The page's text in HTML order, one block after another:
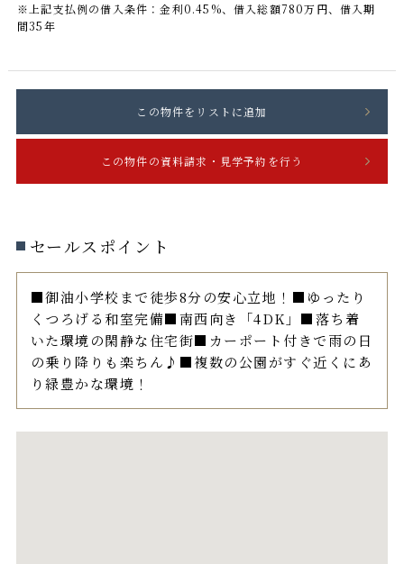
※上記支払例の借入条件：金利0.45%、借入総額780万円、借入期
間35年
セールスポイント
■御油小学校まで徒歩8分の安心立地！■ゆったり
くつろげる和室完備■南西向き「4DK」■落ち着
いた環境の閑静な住宅街■カーポート付きで雨の日
の乗り降りも楽ちん♪■複数の公園がすぐ近くにあ
り緑豊かな環境！